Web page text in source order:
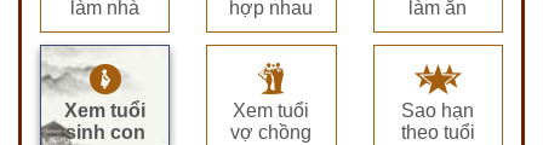
làm nhà
hợp nhau
làm ăn
Xem tuổi
sinh con
Xem tuổi
vợ chồng
Sao hạn
theo tuổi